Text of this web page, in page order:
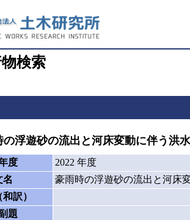
検索
浮遊砂の流出と河床変動に伴う洪
度
2022 年度
名
豪雨時の浮遊砂の流出と河床
訳）
題